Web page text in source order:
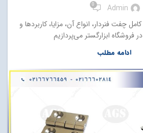
Admin
0
چفت فنردار، انواع آن، مزایا، کاربردها و
فروشگاه ابزارگستر می‌پردازیم
ادامه مطلب